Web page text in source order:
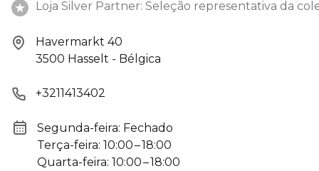
Loja Silver Partner: Seleção representativa da
Havermarkt 40
3500 Hasselt - Bélgica
+3211413402
Segunda-feira: Fechado
Terça-feira: 10:00 – 18:00
Quarta-feira: 10:00 – 18:00